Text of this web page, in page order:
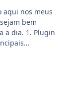
aqui nos meus
bem
Plugin
de cada